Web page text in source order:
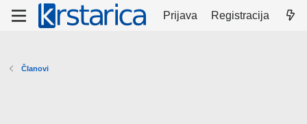
Prijava Registracija
Članovi